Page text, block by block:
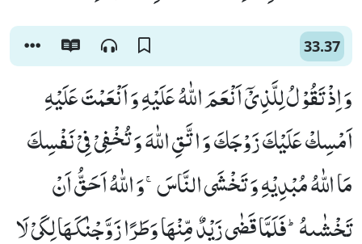
33.37
وَ اِذْ تَقُوْلُ لِلَّذِیْۤ اَنْعَمَ اللّٰهُ عَلَیْهِ وَ اَنْعَمْتَ عَلَیْهِ
اَمْسِكْ عَلَیْكَ زَوْجَكَ وَ اتَّقِ اللّٰهَ وَ تُخْفِیْ فِیْ نَفْسِكَ
مَا اللّٰهُ مُبْدِیْهِ وَ تَخْشَى النَّاسَۚ-وَ اللّٰهُ اَحَقُّ اَنْ
تَخْشٰىهُؕ-فَلَمَّا قَضٰى زَیْدٌ مِّنْهَا وَطَرًا زَوَّجْنٰكَهَا لِكَیْ لَا